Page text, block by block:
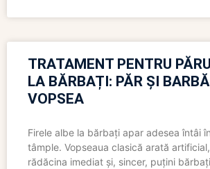
TRATAMENT PENTRU
LA BĂRBAȚI: PĂR ȘI
VOPSEA
Firele albe la bărbați apar adesea întâi
tâmple. Vopseaua clasică arată
rădăcina imediat și, sincer, puțini